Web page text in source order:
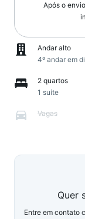
Após o
Andar alto
4º andar em
2 quartos
1 suíte
Vagas
Quer
Entre em contato